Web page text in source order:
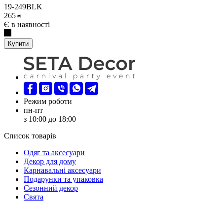
19-249BLK
265 ₴
Є в наявності
Купити
Режим роботи
пн-пт
з 10:00 до 18:00
Список товарів
Oдяг та аксесуари
Декор для дому
Карнавальні аксесуари
Подарунки та упаковка
Сезонний декор
Свята